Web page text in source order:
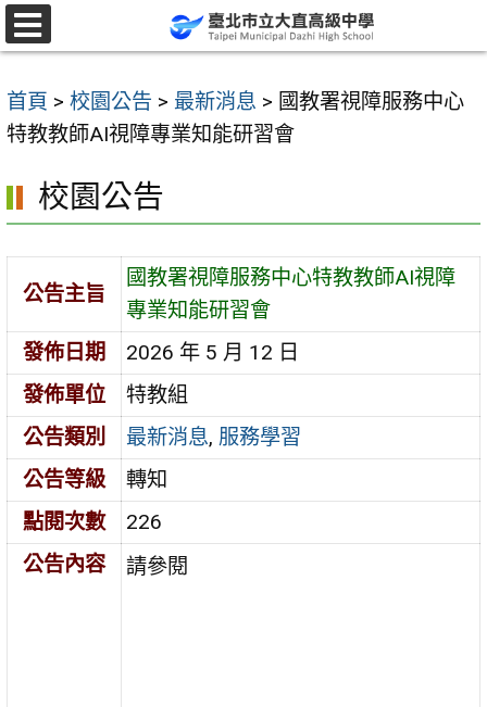
跳
至
要
內
區
首頁 > 校園公告 > 最新消息 > 國教署視障服務中心
特教教師AI視障專業知能研習會
校園公告
公告主旨
國教署視障服務中心特教教師AI視障
專業知能研習會
發佈日期
2026 年 5 月 12 日
發佈單位
特教組
公告類別
最新消息, 服務學習
公告等級
轉知
點閱次數
226
公告內容
請參閱
選
單